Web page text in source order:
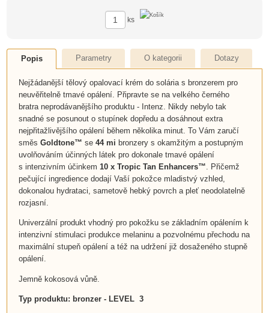
ks
Popis Parametry O kategorii Dotazy
Nejžádanější tělový opalovací krém do solária s bronzerem pro
neuvěřitelně tmavé opálení. Připravte se na velkého černého
bratra neprodávanějšího produktu - Intenz. Nikdy nebylo tak
snadné se posunout o stupínek dopředu a dosáhnout extra
nejpřitažlivějšího opálení během několika minut. To Vám zaručí
směs Goldtone™ se44 mi bronzery s okamžitým a postupným
uvolňováním účinných látek pro dokonale tmavé opálení
s intenzivním účinkem 10 x Tropic Tan Enhancers™. Přičemž
pečující ingredience dodají Vaší pokožce mladistvý vzhled,
dokonalou hydrataci, sametově hebký povrch a pleť neodolatelně
rozjasní.
Univerzální produkt vhodný pro pokožku se základním opálením k
intenzivní stimulaci produkce melaninu a pozvolnému přechodu na
maximální stupeň opálení a též na udržení již dosaženého stupně
opálení.
Jemně kokosová vůně.
Typ produktu: bronzer - LEVEL 3